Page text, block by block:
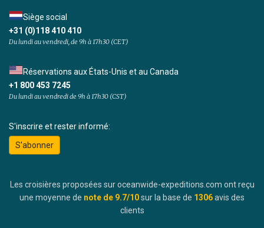
Siège social
+31 (0)118 410 410
Du lundi au vendredi, de 9h à 17h30 (CET)
Réservations aux États-Unis et au Canada
+1 800 453 7245
Du lundi au vendredi de 9h à 17h30 (CST)
S'inscrire et rester informé:
S'abonner
Les croisières proposées sur oceanwide-expeditions.com ont reçu
une moyenne de note de 9.7/10sur la base de 1306avis des
clients